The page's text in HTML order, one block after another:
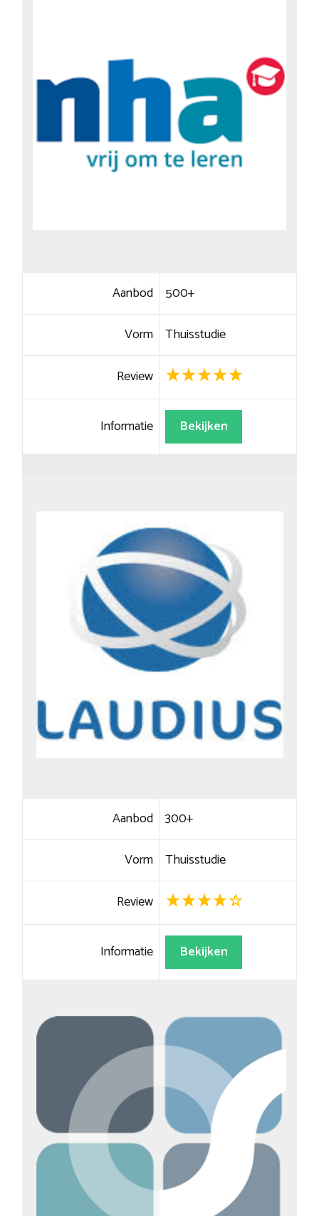
Aanbod 500+
Vorm Thuisstudie
Review
Informatie Bekijken
Aanbod 300+
Vorm Thuisstudie
Review
Informatie Bekijken